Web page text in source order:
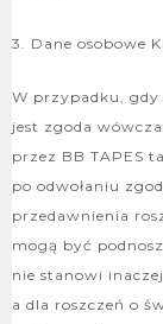
3. Dane osobowe
W przypadku,
jest zgoda
przez BB TAPES
po odwołaniu
przedawnienia
mogą być
nie stanowi
a dla roszczeń o